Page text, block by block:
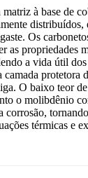
à base de
distribuídos,
Os
as propriedades
a vida útil
protetora
O baixo teor
o molibdênio
corrosão,
térmicas e